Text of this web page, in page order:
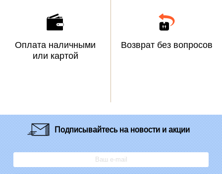
Оплата наличными
или картой
Возврат без вопросов
Подписывайтесьна новости и акции